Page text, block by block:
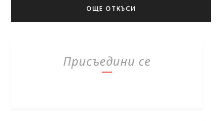
ОЩЕ ОТКЪСИ
Присъедини се